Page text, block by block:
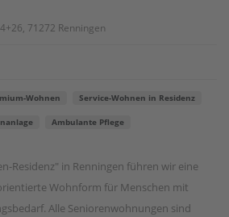
71272 Renningen
Wohnen Service-Wohnen in Residenz
Ambulante Pflege
Residenz" in Renningen führen wir eine
Wohnform für Menschen mit
Alle Seniorenwohnungen sind